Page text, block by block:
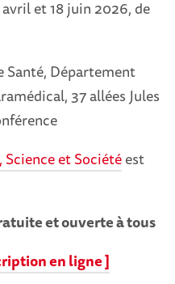
et 18 juin 2026, de
Santé, Département
37 allées Jules
Science et Sociétéest
et ouverte à tous
en ligne ]